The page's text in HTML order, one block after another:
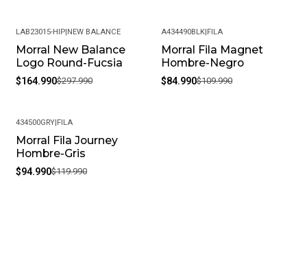
-45%
LAB23015-HIP|NEW BALANCE
Morral New Balance
Logo Round-Fucsia
$164.990$297.990
-23%
A434490BLK|FILA
Morral Fila Magnet
Hombre-Negro
$84.990$109.990
-21%
434500GRY|FILA
Morral Fila Journey
Hombre-Gris
$94.990$119.990